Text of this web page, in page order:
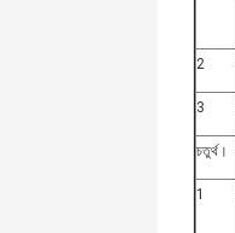
2
3
চতুর্থ।
1